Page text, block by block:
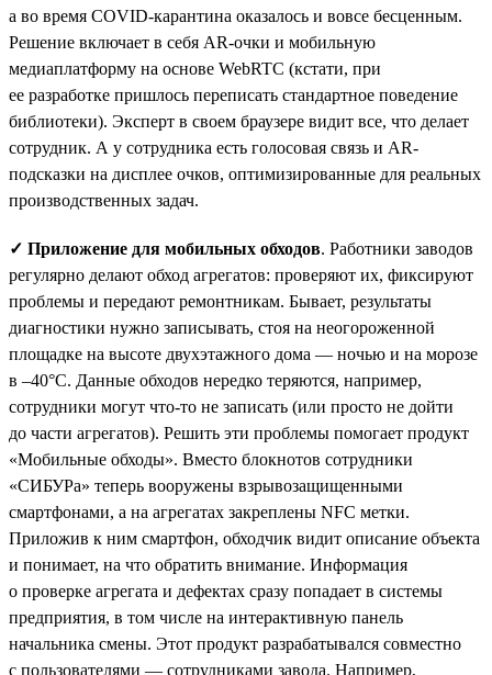
а во время COVID-карантина оказалось и вовсе бесценным.
Решение включает в себя AR-очки и мобильную
медиаплатформу на основе WebRTC (кстати, при
ее разработке пришлось переписать стандартное поведение
библиотеки). Эксперт в своем браузере видит все, что делает
сотрудник. А у сотрудника есть голосовая связь и AR-
подсказки на дисплее очков, оптимизированные для реальных
производственных задач.
✓ Приложение для мобильных обходов. Работники заводов
регулярно делают обход агрегатов: проверяют их, фиксируют
проблемы и передают ремонтникам. Бывает, результаты
диагностики нужно записывать, стоя на неогороженной
площадке на высоте двухэтажного дома — ночью и на морозе
в –40°С. Данные обходов нередко теряются, например,
сотрудники могут что-то не записать (или просто не дойти
до части агрегатов). Решить эти проблемы помогает продукт
«Мобильные обходы». Вместо блокнотов сотрудники
«СИБУРа» теперь вооружены взрывозащищенными
смартфонами, а на агрегатах закреплены NFC метки.
Приложив к ним смартфон, обходчик видит описание объекта
и понимает, на что обратить внимание. Информация
о проверке агрегата и дефектах сразу попадает в системы
предприятия, в том числе на интерактивную панель
начальника смены. Этот продукт разрабатывался совместно
с пользователями — сотрудниками завода. Например,